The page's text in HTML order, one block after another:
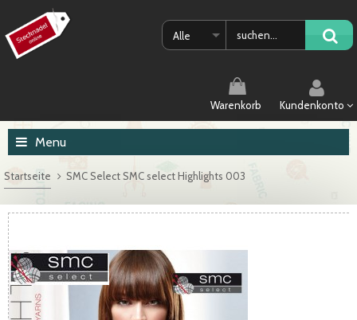
Alle
Warenkorb Kundenkonto
Menu
Startseite SMC Select SMC select Highlights 003